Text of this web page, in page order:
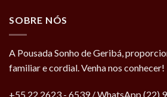
SOBRE NÓS
A Pousada Sonho de Geribá,
familiar e cordial. Venha nos conhecer!
+55 22 2623 - 6539 / WhatsApp (22)